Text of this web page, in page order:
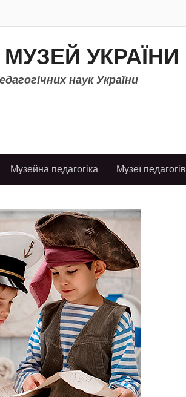
УКРАЇНИ
наук України
Музейна педагогіка Музеї педагогів